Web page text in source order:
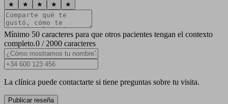
★ ★ ★ ★ ★
Mínimo 50 caracteres para que otros pacientes tengan el contexto
completo.0 / 2000 caracteres
La clínica puede contactarte si tiene preguntas sobre tu visita.
Publicar reseña